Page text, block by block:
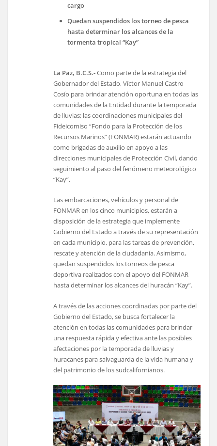
cargo
Quedan suspendidos los torneo de pesca
hasta determinar los alcances de la
tormenta tropical “Kay”
La Paz, B.C.S.-Como parte de la estrategia del
Gobernador del Estado, Víctor Manuel Castro
Cosío para brindar atención oportuna en todas las
comunidades de la Entidad durante la temporada
de lluvias; las coordinaciones municipales del
Fideicomiso “Fondo para la Protección de los
Recursos Marinos” (FONMAR) estarán actuando
como brigadas de auxilio en apoyo a las
direcciones municipales de Protección Civil, dando
seguimiento al paso del fenómeno meteorológico
“Kay”.
Las embarcaciones, vehículos y personal de
FONMAR en los cinco municipios, estarán a
disposición de la estrategia que implemente
Gobierno del Estado a través de su representación
en cada municipio, para las tareas de prevención,
rescate y atención de la ciudadanía. Asimismo,
quedan suspendidos los torneos de pesca
deportiva realizados con el apoyo del FONMAR
hasta determinar los alcances del huracán “Kay”.
A través de las acciones coordinadas por parte del
Gobierno del Estado, se busca fortalecer la
atención en todas las comunidades para brindar
una respuesta rápida y efectiva ante las posibles
afectaciones por la temporada de lluvias y
huracanes para salvaguarda de la vida humana y
del patrimonio de los sudcalifornianos.